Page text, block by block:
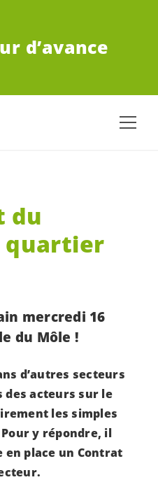
d’avance
du
quartier
mercredi 16
du Môle !
d’autres secteurs
des acteurs sur le
les simples
y répondre, il
place un Contrat